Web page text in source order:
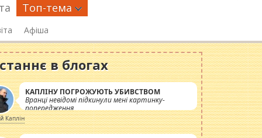
Топ-тема
Афіша
в блогах
КАПЛІНУ ПОГРОЖУЮТЬ УБИВСТВОМ
Вранці невідомі підкинули мені картинку-
попередження
Каплін